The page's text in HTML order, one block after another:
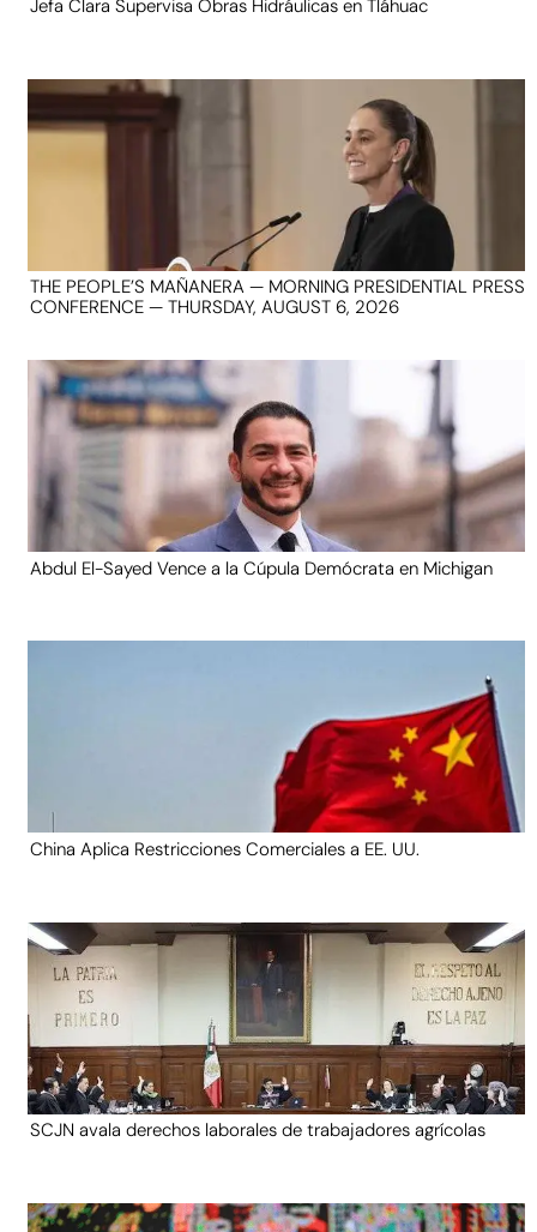
Jefa Clara Supervisa Obras Hidráulicas en Tláhuac
THE PEOPLE’S MAÑANERA — MORNING PRESIDENTIAL PRESS
CONFERENCE — THURSDAY, AUGUST 6, 2026
Abdul El-Sayed Vence a la Cúpula Demócrata en Michigan
China Aplica Restricciones Comerciales a EE. UU.
SCJN avala derechos laborales de trabajadores agrícolas